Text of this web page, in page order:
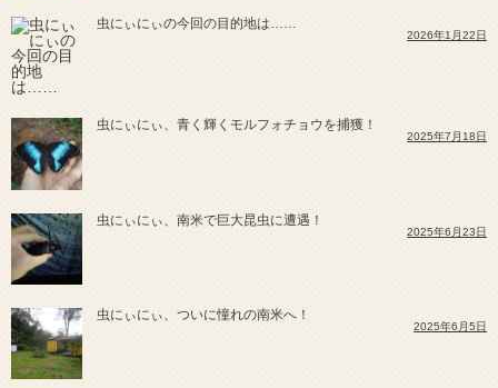
虫にぃにぃの今回の目的地は……
2026年1月22日
虫にぃにぃ、青く輝くモルフォチョウを捕獲！
2025年7月18日
虫にぃにぃ、南米で巨大昆虫に遭遇！
2025年6月23日
虫にぃにぃ、ついに憧れの南米へ！
2025年6月5日